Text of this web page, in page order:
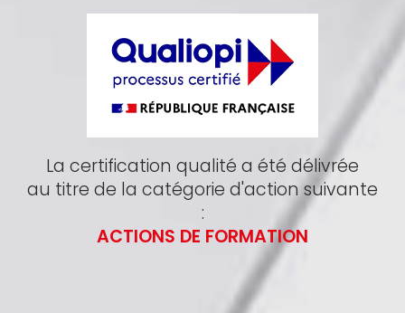
La certification qualité a été délivrée
au titre de la catégorie d'action suivante
:
ACTIONS DE FORMATION